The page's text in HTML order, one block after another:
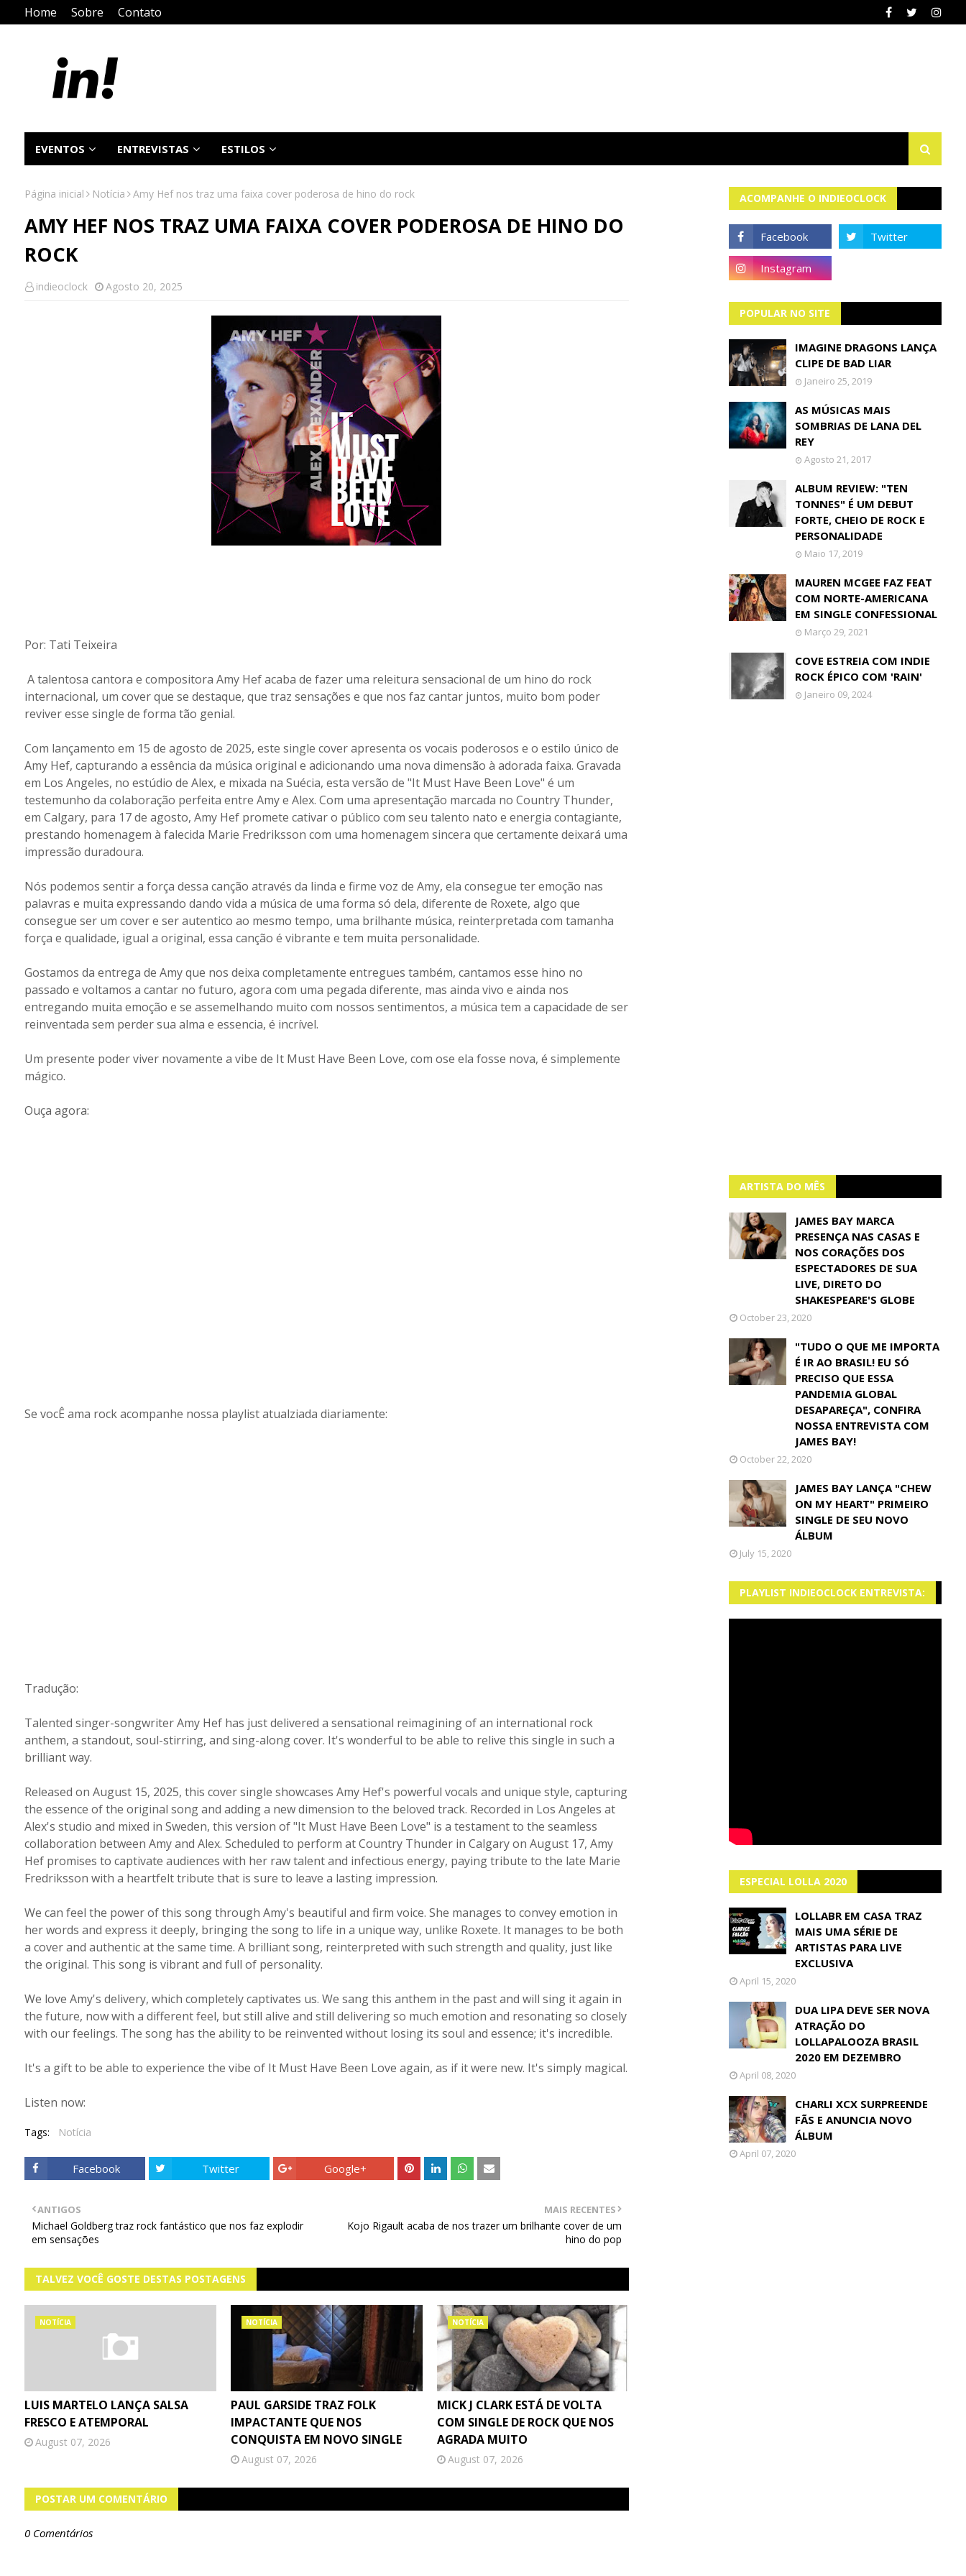
Home Sobre Contato
EVENTOS ENTREVISTAS ESTILOS
Página inicial Notícia Amy Hef nos traz uma faixa cover poderosa de hino do rock
AMY HEF NOS TRAZ UMA FAIXA COVER PODEROSA DE HINO DO
ROCK
indieoclock Agosto 20, 2025
Por: Tati Teixeira
A talentosa cantora e compositora Amy Hef acaba de fazer uma releitura sensacional de um hino do rock
internacional, um cover que se destaque, que traz sensações e que nos faz cantar juntos, muito bom poder
reviver esse single de forma tão genial.
Com lançamento em 15 de agosto de 2025, este single cover apresenta os vocais poderosos e o estilo único de
Amy Hef, capturando a essência da música original e adicionando uma nova dimensão à adorada faixa. Gravada
em Los Angeles, no estúdio de Alex, e mixada na Suécia, esta versão de "It Must Have Been Love" é um
testemunho da colaboração perfeita entre Amy e Alex. Com uma apresentação marcada no Country Thunder,
em Calgary, para 17 de agosto, Amy Hef promete cativar o público com seu talento nato e energia contagiante,
prestando homenagem à falecida Marie Fredriksson com uma homenagem sincera que certamente deixará uma
impressão duradoura.
Nós podemos sentir a força dessa canção através da linda e firme voz de Amy, ela consegue ter emoção nas
palavras e muita expressando dando vida a música de uma forma só dela, diferente de Roxete, algo que
consegue ser um cover e ser autentico ao mesmo tempo, uma brilhante música, reinterpretada com tamanha
força e qualidade, igual a original, essa canção é vibrante e tem muita personalidade.
Gostamos da entrega de Amy que nos deixa completamente entregues também, cantamos esse hino no
passado e voltamos a cantar no futuro, agora com uma pegada diferente, mas ainda vivo e ainda nos
entregando muita emoção e se assemelhando muito com nossos sentimentos, a música tem a capacidade de ser
reinventada sem perder sua alma e essencia, é incrível.
Um presente poder viver novamente a vibe de It Must Have Been Love, com ose ela fosse nova, é simplemente
mágico.
Ouça agora:
Se vocÊ ama rock acompanhe nossa playlist atualziada diariamente:
Tradução:
Talented singer-songwriter Amy Hef has just delivered a sensational reimagining of an international rock
anthem, a standout, soul-stirring, and sing-along cover. It's wonderful to be able to relive this single in such a
brilliant way.
Released on August 15, 2025, this cover single showcases Amy Hef's powerful vocals and unique style, capturing
the essence of the original song and adding a new dimension to the beloved track. Recorded in Los Angeles at
Alex's studio and mixed in Sweden, this version of "It Must Have Been Love" is a testament to the seamless
collaboration between Amy and Alex. Scheduled to perform at Country Thunder in Calgary on August 17, Amy
Hef promises to captivate audiences with her raw talent and infectious energy, paying tribute to the late Marie
Fredriksson with a heartfelt tribute that is sure to leave a lasting impression.
We can feel the power of this song through Amy's beautiful and firm voice. She manages to convey emotion in
her words and express it deeply, bringing the song to life in a unique way, unlike Roxete. It manages to be both
a cover and authentic at the same time. A brilliant song, reinterpreted with such strength and quality, just like
the original. This song is vibrant and full of personality.
We love Amy's delivery, which completely captivates us. We sang this anthem in the past and will sing it again in
the future, now with a different feel, but still alive and still delivering so much emotion and resonating so closely
with our feelings. The song has the ability to be reinvented without losing its soul and essence; it's incredible.
It's a gift to be able to experience the vibe of It Must Have Been Love again, as if it were new. It's simply magical.
Listen now:
Tags: Notícia
Facebook Twitter Google+
MAIS RECENTES
Kojo Rigault acaba de nos trazer um brilhante cover de um
hino do pop
ANTIGOS
Michael Goldberg traz rock fantástico que nos faz explodir
em sensações
TALVEZ VOCÊ GOSTE DESTAS POSTAGENS
NOTÍCIA
LUIS MARTELO LANÇA SALSA
FRESCO E ATEMPORAL
August 07, 2026
NOTÍCIA
PAUL GARSIDE TRAZ FOLK
IMPACTANTE QUE NOS
CONQUISTA EM NOVO SINGLE
August 07, 2026
NOTÍCIA
MICK J CLARK ESTÁ DE VOLTA
COM SINGLE DE ROCK QUE NOS
AGRADA MUITO
August 07, 2026
POSTAR UM COMENTÁRIO
0 Comentários
ACOMPANHE O INDIEOCLOCK
POPULAR NO SITE
IMAGINE DRAGONS LANÇA
CLIPE DE BAD LIAR
Janeiro 25, 2019
AS MÚSICAS MAIS
SOMBRIAS DE LANA DEL
REY
Agosto 21, 2017
ALBUM REVIEW: "TEN
TONNES" É UM DEBUT
FORTE, CHEIO DE ROCK E
PERSONALIDADE
Maio 17, 2019
MAUREN MCGEE FAZ FEAT
COM NORTE-AMERICANA
EM SINGLE CONFESSIONAL
Março 29, 2021
COVE ESTREIA COM INDIE
ROCK ÉPICO COM 'RAIN'
Janeiro 09, 2024
ARTISTA DO MÊS
JAMES BAY MARCA
PRESENÇA NAS CASAS E
NOS CORAÇÕES DOS
ESPECTADORES DE SUA
LIVE, DIRETO DO
SHAKESPEARE'S GLOBE
October 23, 2020
"TUDO O QUE ME IMPORTA
É IR AO BRASIL! EU SÓ
PRECISO QUE ESSA
PANDEMIA GLOBAL
DESAPAREÇA", CONFIRA
NOSSA ENTREVISTA COM
JAMES BAY!
October 22, 2020
JAMES BAY LANÇA "CHEW
ON MY HEART" PRIMEIRO
SINGLE DE SEU NOVO
ÁLBUM
July 15, 2020
PLAYLIST INDIEOCLOCK ENTREVISTA:
ESPECIAL LOLLA 2020
LOLLABR EM CASA TRAZ
MAIS UMA SÉRIE DE
ARTISTAS PARA LIVE
EXCLUSIVA
April 15, 2020
DUA LIPA DEVE SER NOVA
ATRAÇÃO DO
LOLLAPALOOZA BRASIL
2020 EM DEZEMBRO
April 08, 2020
CHARLI XCX SURPREENDE
FÃS E ANUNCIA NOVO
ÁLBUM
April 07, 2020